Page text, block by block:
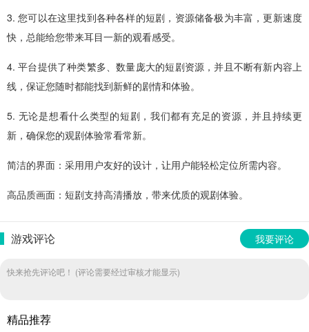
3. 您可以在这里找到各种各样的短剧，资源储备极为丰富，更新速度
快，总能给您带来耳目一新的观看感受。
4. 平台提供了种类繁多、数量庞大的短剧资源，并且不断有新内容上
线，保证您随时都能找到新鲜的剧情和体验。
5. 无论是想看什么类型的短剧，我们都有充足的资源，并且持续更
新，确保您的观剧体验常看常新。
简洁的界面：采用用户友好的设计，让用户能轻松定位所需内容。
高品质画面：短剧支持高清播放，带来优质的观剧体验。
游戏评论 我要评论
快来抢先评论吧！ (评论需要经过审核才能显示)
精品推荐